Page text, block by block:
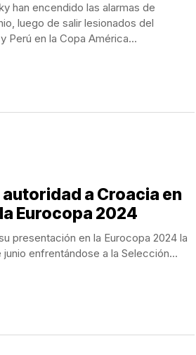
han encendido las alarmas de
luego de salir lesionados del
Perú en la Copa América...
a Croacia en
Eurocopa 2024
presentación en la Eurocopa 2024 la
enfrentándose a la Selección...